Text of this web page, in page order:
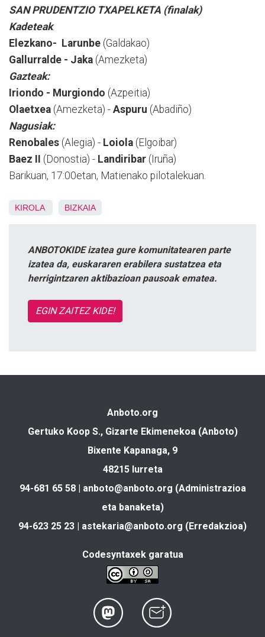
SAN PRUDENTZIO TXAPELKETA (finalak)
Kadeteak:
Elezkano- Larunbe (Galdakao)
Gallurralde - Jaka (Amezketa)
Gazteak:
Iriondo - Murgiondo (Azpeitia)
Olaetxea (Amezketa) - Aspuru (Abadiño)
Nagusiak:
Renobales (Alegia) - Loiola (Elgoibar)
Baez II (Donostia) - Landiribar (Iruña)
Barikuan, 17:00etan, Matienako pilotalekuan.
KIROLA BIZKAIA
ANBOTOKIDE izatea gure komunitatearen parte
izatea da, euskararen erabilera sustatzea eta
herrigintzaren aktibazioan pausoak ematea.
EGIN ZAITEZ KIDE!
Anboto.org
Gertuko Koop S., Gizarte Ekimenekoa (Anboto)
Bixente Kapanaga, 9
48215 Iurreta
94-681 65 58 | anboto@anboto.org (Administrazioa
eta banaketa)
94-623 25 23 | astekaria@anboto.org (Erredakzioa)
Codesyntaxek garatua